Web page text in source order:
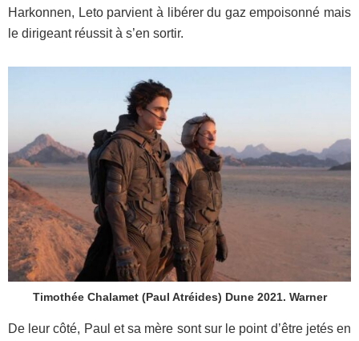
Harkonnen, Leto parvient à libérer du gaz empoisonné mais
le dirigeant réussit à s’en sortir.
Timothée Chalamet (Paul Atréides) Dune 2021. Warner
De leur côté, Paul et sa mère sont sur le point d’être jetés en